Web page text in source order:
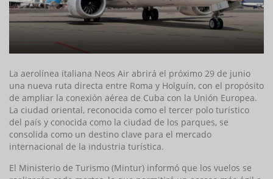
La aerolínea italiana Neos Air abrirá el próximo 29 de junio
una nueva ruta directa entre Roma y Holguín, con el propósito
de ampliar la conexión aérea de Cuba con la Unión Europea.
La ciudad oriental, reconocida como el tercer polo turístico
del país y conocida como la ciudad de los parques, se
consolida como un destino clave para el mercado
internacional de la industria turística.
El Ministerio de Turismo (Mintur) informó que los vuelos se